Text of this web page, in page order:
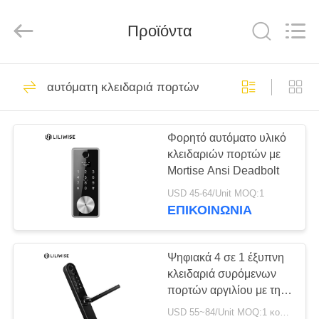
ΣΠΊΤΙ
ΠΡΟΪΌΝΤΑ
ΠΕΡΊΠΟΥ
ΓΎΡΟΣ
ΕΡΓΟΣΤΑΣΊΩΝ
ΠΟΙΟΤΙΚΌΣ
Technology
Limited.
Ηλεκτρονικές
κλειδαριές
150
Δακτυλικών
αποτυπωμάτων
71
Προϊόντα
αυτόματη κλειδαριά πορτών
Φορητό αυτόματο υλικό
κλειδαριών πορτών με
Mortise Ansi Deadbolt
USD 45-64/Unit MOQ:1
ΕΠΙΚΟΙΝΩΝΊΑ
Ψηφιακά 4 σε 1 έξυπνη
κλειδαριά συρόμενων
πορτών αργιλίου με την
αγγλική, κινεζική
USD 55~84/Unit MOQ:1 κομμάτι